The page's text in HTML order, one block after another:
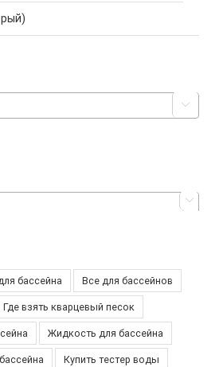


бассейна Все для бассейнов
Где взять кварцевый песок
Жидкость для бассейна
Купить тестер воды